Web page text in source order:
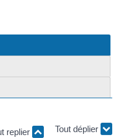
replier Tout déplier